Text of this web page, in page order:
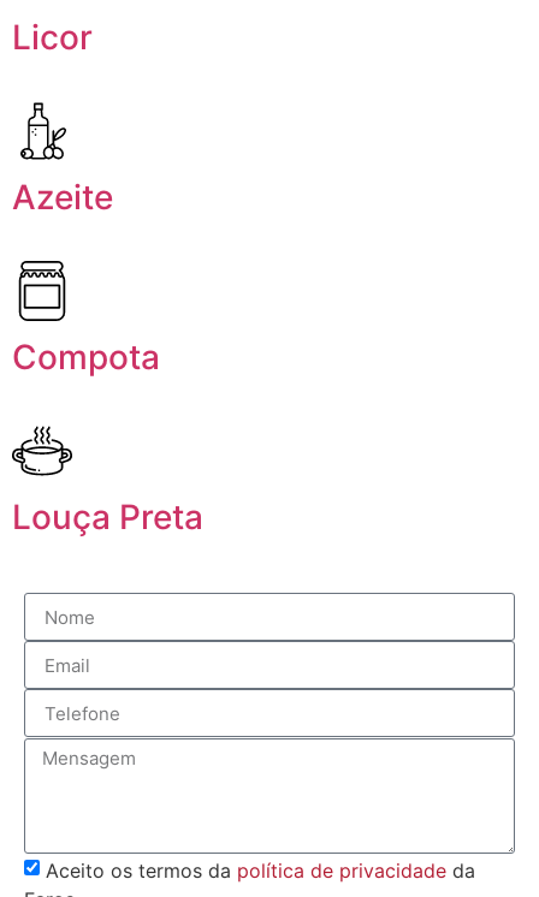
Licor
Azeite
Compota
Louça Preta
Aceito os termos da política de privacidade da